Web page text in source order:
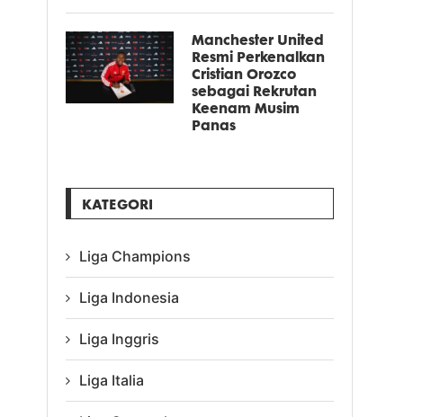
Manchester United
Resmi Perkenalkan
Cristian Orozco
sebagai Rekrutan
Keenam Musim
Panas
KATEGORI
Liga Champions
Liga Indonesia
Liga Inggris
Liga Italia